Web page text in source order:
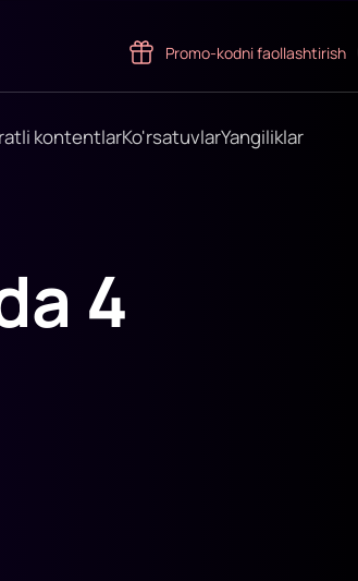
Promo-kodni faollashtirish
kontentlarKo'rsatuvlarYangiliklar
4